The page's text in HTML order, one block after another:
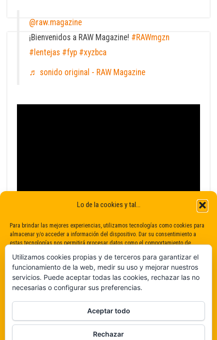
Lo de la cookies y tal...
Para brindar las mejores experiencias, utilizamos tecnologías como cookies para
almacenar y/o acceder a información del dispositivo. Dar su consentimiento a
estas tecnologías nos permitirá procesar datos como el comportamiento de
consentimiento puede afectar negativamente a determinadas características y
funciones.
De ninguna manera
@raw.magazine
¡Bienvenidos a RAW Magazine! #RAWmgzn
#lentejas #fyp #xyzbca
♬ sonido original - RAW Magazine
Utilizamos cookies propias y de terceros para garantizar el
funcionamiento de la web, medir su uso y mejorar nuestros
servicios. Puede aceptar todas las cookies, rechazar las no
necesarias o configurar sus preferencias.
Aceptar todo
Rechazar